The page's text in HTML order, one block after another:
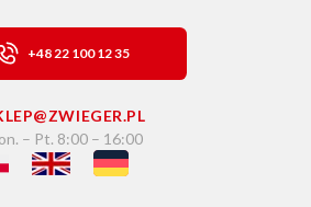
+48 22 100 12 35
– Pt. 8:00 – 16:00